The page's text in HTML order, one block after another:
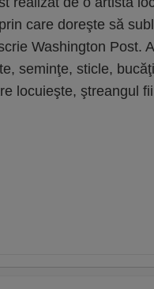
care doreşte să
Washington Post.
seminţe, sticle,
locuieşte, ştreangul